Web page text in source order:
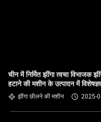
चीन में निर्मित झींगा त्वचा विभाजक
हटाने की मशीन के उत्पादन में
झींगा छीलने की मशीन 2025-